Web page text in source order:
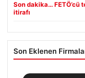
Son dakika… FETÖ’cü
itirafı
Son Eklenen